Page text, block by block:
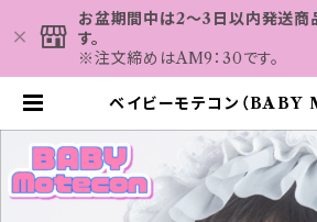
お盆期間中は2～3日以内発送商
す。
※注文締めはAM9：30です。
ベイビーモテコン（
度なしカラコン ワンデー
｜さくら おまけ付き♪ |
MAHALO